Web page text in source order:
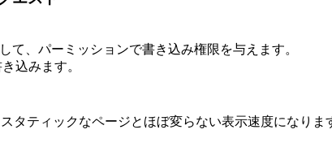
て、パーミッションで書き込み権限を与えます。
込みます。
タティックなページとほぼ変らない表示速度になりま